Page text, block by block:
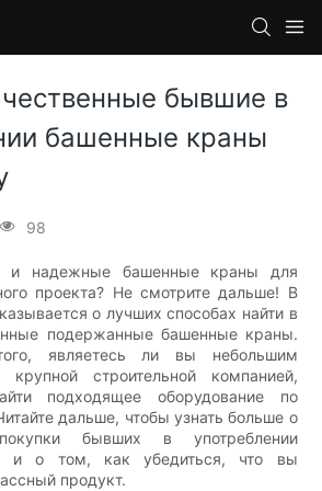
бывшие в
башенные краны
98
и надежные башенные краны для
проекта? Не смотрите дальше! В
о лучших способах найти в
подержанные башенные краны.
являетесь ли вы небольшим
строительной компанией,
подходящее оборудование по
дальше, чтобы узнать больше о
бывших в употреблении
и о том, как убедиться, что вы
продукт.